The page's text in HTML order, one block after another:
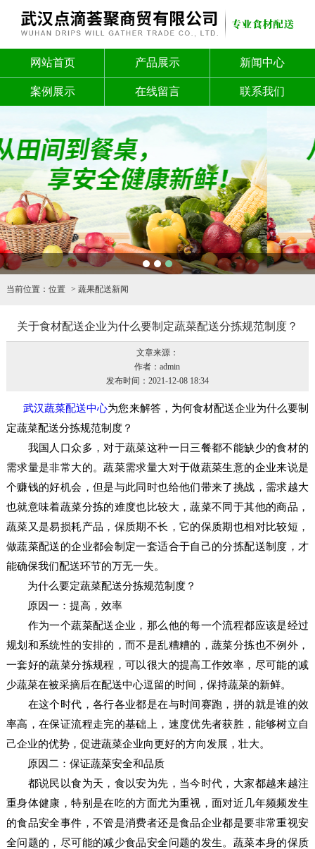
网站首页 产品展示 新闻中心
案例展示 在线留言 联系我们
1 2
3
当前位置： 位置 蔬果配送新闻
关于食材配送企业为什么要制定蔬菜配送分拣规范制度？
文章来源：
作者：admin
发布时间：2021-12-08 18:34
武汉蔬菜配送中心为您来解答，为何食材配送企业为什么要制
定蔬菜配送分拣规范制度？
我国人口众多，对于蔬菜这种一日三餐都不能缺少的食材的
需求量是非常大的。蔬菜需求量大对于做蔬菜生意的企业来说是
个赚钱的好机会，但是与此同时也给他们带来了挑战，需求越大
也就意味着蔬菜分拣的难度也比较大，蔬菜不同于其他的商品，
蔬菜又是易损耗产品，保质期不长，它的保质期也相对比较短，
做蔬菜配送的企业都会制定一套适合于自己的分拣配送制度，才
能确保我们配送环节的万无一失。
为什么要定蔬菜配送分拣规范制度？
原因一：提高，效率
作为一个蔬菜配送企业，那么他的每一个流程都应该是经过
规划和系统性的安排的，而不是乱糟糟的，蔬菜分拣也不例外，
一套好的蔬菜分拣规程，可以很大的提高工作效率，尽可能的减
少蔬菜在被采摘后在配送中心逗留的时间，保持蔬菜的新鲜。
在这个时代，各行各业都是在与时间赛跑，拼的就是谁的效
率高，在保证流程走完的基础上，速度优先者获胜，能够树立自
己企业的优势，促进蔬菜企业向更好的方向发展，壮大。
原因二：保证蔬菜安全和品质
都说民以食为天，食以安为先，当今时代，大家都越来越注
重身体健康，特别是在吃的方面尤为重视，面对近几年频频发生
的食品安全事件，不管是消费者还是食品企业都是要非常重视安
全问题的，尽可能的减少食品安全问题的发生。蔬菜本身的保质